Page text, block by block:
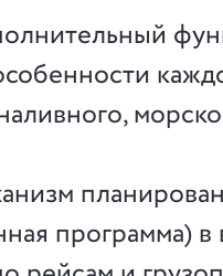
программа)